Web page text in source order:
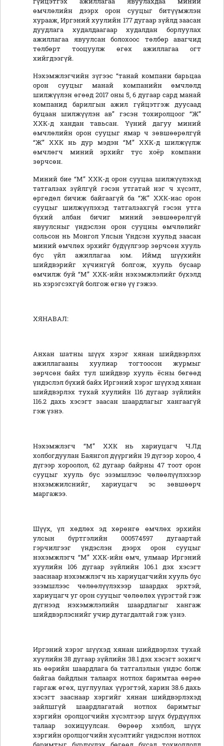
өмчлөлийн дээрх орон сууцыг битүүмжлэн
хурааж, Иргэний хуулийн 177 дугаар зүйлд заасан
дуудлага худалдаагаар худалдан борлуулах
ажиллагаа явуулсан болохоос төлбөр авагчид
төлбөрт тооцуулж өгөх ажиллагаа огт
хийгдээгүй.
Нэхэмжлэгчийн зүгээс “танай компани барьцаа
орон сууцыг манай компанийн өмчлөлд
шилжүүлэн өгөөд 2017 оны 5, 6 дугаар сард манай
компанид барилгын ажил гүйцэтгэж дуусаад
буцаан шилжүүлэн ав” гэсэн тохиролцоог “Ж”
ХХК-д хандан тавьсан. Үүний дагуу миний
өмчлөлийн орон сууцыг ямар ч зөвшөөрөлгүй
“Ж” ХХК нь дур мэдэн “М” ХХК-д шилжүүлж
өмчлөгч миний эрхийг тус хоёр компани
зөрчсөн.
Миний бие “М” ХХК-д орон сууцаа шилжүүлэхэд
татгалзах зүйлгүй гэсэн утгатай нэг ч хүсэлт,
өргөдөл бичиж байгаагүй ба “Ж” ХХК-иас орон
сууцыг шилжүүлэхэд татгалзахгүй гэсэн утга
бүхий албан бичиг миний зөвшөөрөлгүй
явуулсныг үндэслэн орон сууцны өмчлөлийг
сольсон нь Монгол Улсын Үндсэн хуульд заасан
миний өмчлөх эрхийг бүдүүлгээр зөрчсөн хууль
бус үйл ажиллагаа юм. Иймд шүүхийн
шийдвэрийг хүчингүй болгож, хууль бусаар
өмчилж буй “М” ХХК-ийн нэхэмжлэлийг бүхэлд
нь хэрэгсэхгүй болгож өгнө үү гэжээ.
ХЯНАВАЛ:
Анхан шатны шүүх хэрэг хянан шийдвэрлэх
ажиллагааны хуулиар тогтоосон журмыг
зөрчсөн байх тул шийдвэр хууль ёсны бөгөөд
үндэслэл бүхий байх Иргэний хэрэг шүүхэд хянан
шийдвэрлэх тухай хуулийн 116 дугаар зүйлийн
116.2 дахь хэсэгт заасан шаардлагыг хангаагүй
гэж үзнэ.
Нэхэмжлэгч “М” ХХК нь хариуцагч Ч.Лд
холбогдуулан Баянгол дүүргийн 19 дүгээр хороо, 4
дүгээр хороолол, 62 дугаар байрны 47 тоот орон
сууцыг хууль бус эзэмшлээс чөлөөлүүлэхээр
нэхэмжилснийг, хариуцагч эс зөвшөөрч
маргажээ.
Шүүх, үл хөдлөх эд хөрөнгө өмчлөх эрхийн
улсын бүртгэлийн 000574597 дугаартай
гэрчилгээг үндэслэн дээрх орон сууцыг
нэхэмжлэгч “М” ХХК-ийн өмч, улмаар Иргэний
хуулийн 106 дугаар зүйлийн 106.1 дэх хэсэгт
зааснаар нэхэмжлэгч нь хариуцагчийн хууль бус
эзэмшлээс чөлөөлүүлэхээр шаардах эрхтэй,
хариуцагч уг орон сууцыг чөлөөлөх үүрэгтэй гэж
дүгнээд нэхэмжлэлийн шаардлагыг хангаж
шийдвэрлэснийг учир дутагдалтай гэж үзнэ.
Иргэний хэрэг шүүхэд хянан шийдвэрлэх тухай
хуулийн 38 дугаар зүйлийн 38.1 дэх хэсэгт зохигч
нь өөрийн шаардлага ба татгалзлын үндэс болж
байгаа байдлын талаарх нотлох баримтаа өөрөө
гаргаж өгөх, цуглуулах үүрэгтэй, харин 38.6 дахь
хэсэгт зааснаар хэргийг хянан шийдвэрлэхэд
зайлшгүй шаардлагатай нотлох баримтыг
хэргийн оролцогчийн хүсэлтээр шүүх бүрдүүлэх
талаар зохицуулсан. Өөрөөр хэлбэл, шүүх
хэргийн оролцогчийн хүсэлтийг үндэслэн нотлох